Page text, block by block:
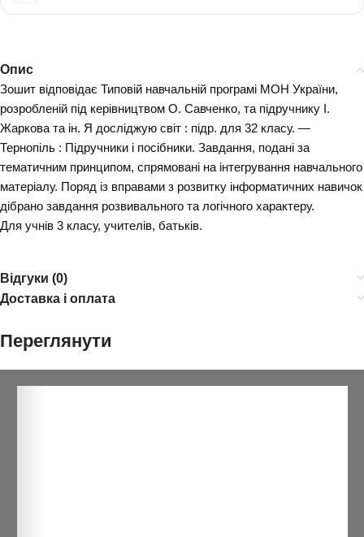
Опис
Зошит відповідає Типовій навчальній програмі МОН України,
розробленій під керівництвом О. Савченко, та підручнику І.
Жаркова та ін. Я досліджую світ : підр. для 32 класу. —
Тернопіль : Підручники і посібники. Завдання, подані за
тематичним принципом, спрямовані на інтегрування навчального
матеріалу. Поряд із вправами з розвитку інформатичних навичок
дібрано завдання розвивального та логічного характеру.
Для учнів 3 класу, учителів, батьків.
Відгуки (0)
Доставка і оплата
Переглянути